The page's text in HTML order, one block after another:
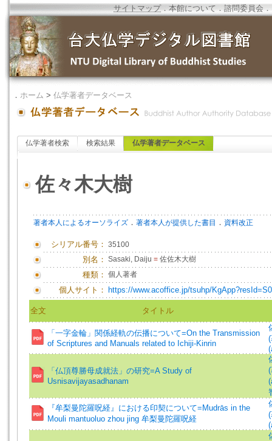
サイトマップ．本館について ．諮問委員会 ．
． ホーム > 仏学著者データベース
仏学著者検索 検索結果 仏学著者データベース
佐々木大樹
著者本人によるオーソライズ ． 著者本人が提供した書目 ． 資料改正
シリアル番号： 35100
別名： Sasaki, Daiju = 佐佐木大樹
種類： 個人著者
個人サイト： https://www.acoffice.jp/tsuhp/
全文 タイトル
「一字金輪」関係経軌の伝播について=On the Transmission
of Scriptures and Manuals related to Ichiji-Kinrin
「仏頂尊勝母成就法」の研究=A Study of
Usnisavijayasadhanam
『牟梨曼陀羅呪経』における印契について=Mudrās in the
Mouli mantuoluo zhou jing 牟梨曼陀羅呪経